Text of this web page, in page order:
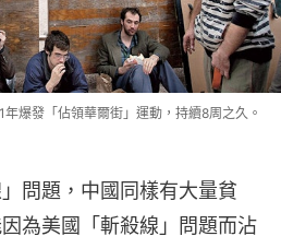
爆發「佔領華爾街」運動，持續8周之久。
問題，中國同樣有大量貧
為美國「斬殺線」問題而沾